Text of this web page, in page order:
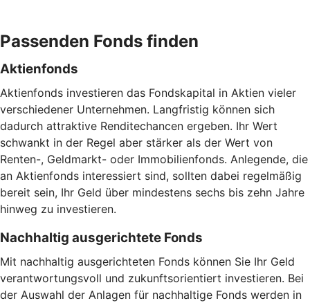
Passenden Fonds finden
Aktienfonds
Aktienfonds investieren das Fondskapital in Aktien vieler
verschiedener Unternehmen. Langfristig können sich
dadurch attraktive Renditechancen ergeben. Ihr Wert
schwankt in der Regel aber stärker als der Wert von
Renten-, Geldmarkt- oder Immobilienfonds. Anlegende, die
an Aktienfonds interessiert sind, sollten dabei regelmäßig
bereit sein, Ihr Geld über mindestens sechs bis zehn Jahre
hinweg zu investieren.
Nachhaltig ausgerichtete Fonds
Mit nachhaltig ausgerichteten Fonds können Sie Ihr Geld
verantwortungsvoll und zukunftsorientiert investieren. Bei
der Auswahl der Anlagen für nachhaltige Fonds werden in